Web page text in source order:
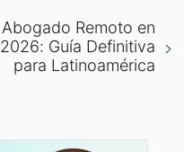
Abogado Remoto en
2026: Guía Definitiva
para Latinoamérica